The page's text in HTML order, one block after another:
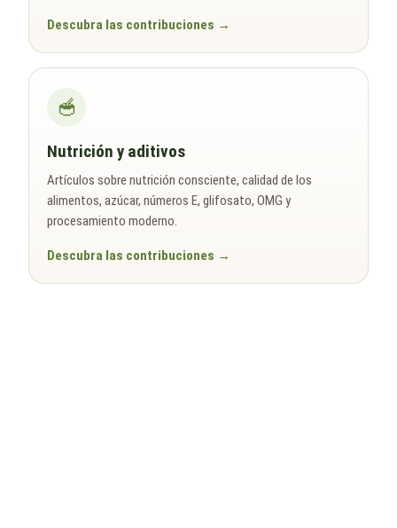
Descubra las contribuciones
🥣
Nutrición y aditivos
Artículos sobre nutrición consciente, calidad de los
alimentos, azúcar, números E, glifosato, OMG y
procesamiento moderno.
Descubra las contribuciones